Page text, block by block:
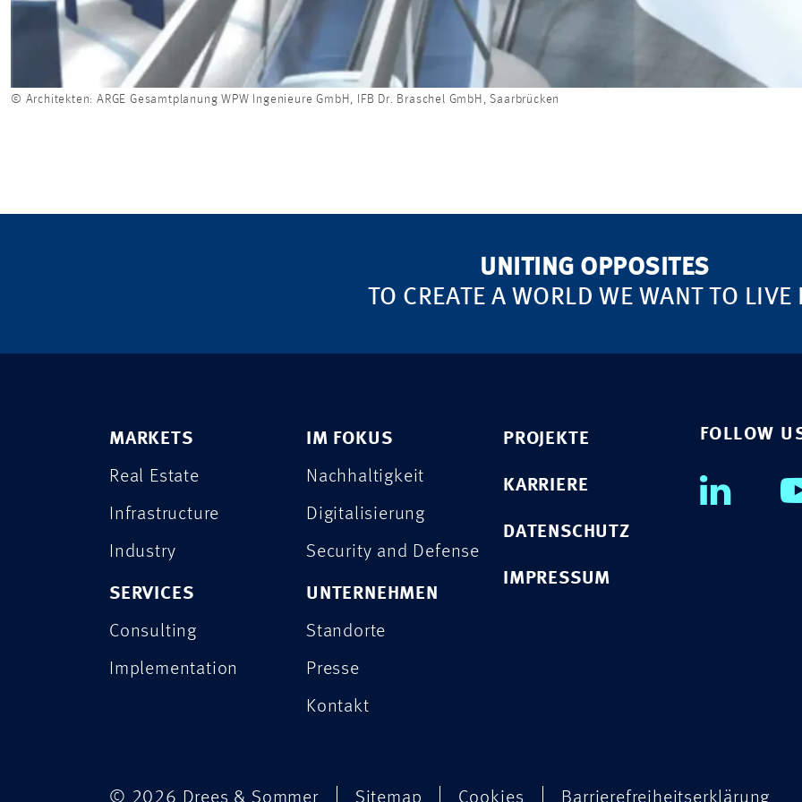
© Architekten: ARGE Gesamtplanung WPW Ingenieure GmbH, IFB Dr. Braschel GmbH, Saarbrücken
UNITING OPPOSITES
TO CREATE A WORLD WE WANT TO LIVE
MARKETS
Real Estate
Infrastructure
Industry
SERVICES
Consulting
Implementation
IM FOKUS
Nachhaltigkeit
Digitalisierung
Security and Defense
UNTERNEHMEN
Standorte
Presse
Kontakt
PROJEKTE
KARRIERE
DATENSCHUTZ
IMPRESSUM
FOLLOW